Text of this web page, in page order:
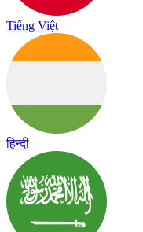
Tiếng Việt
हिन्दी